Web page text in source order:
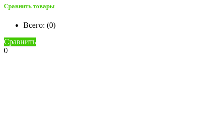
Сравнить товары
Всего: (0)
Сравнить
0